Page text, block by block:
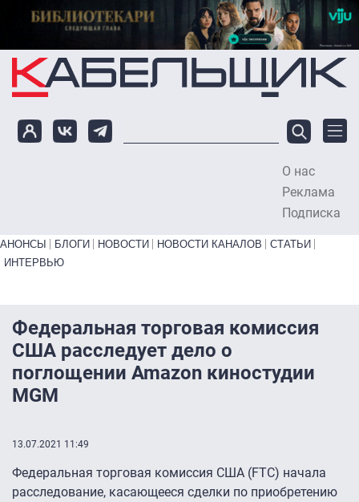
Перейти к основному содержанию
О нас
Реклама
Подписка
Primary links bottom
АНОНСЫ БЛОГИ НОВОСТИ НОВОСТИ КАНАЛОВ
СТАТЬИ
ИНТЕРВЬЮ
Федеральная торговая комиссия
США расследует дело о
поглощении Amazon киностудии
MGM
13.07.2021 11:49
Федеральная торговая комиссия США (FTC) начала
расследование, касающееся сделки по приобретению